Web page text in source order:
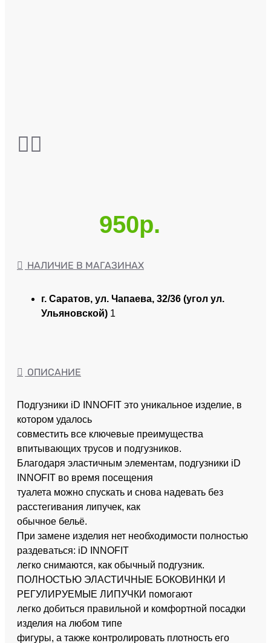
950р.
НАЛИЧИЕ В МАГАЗИНАХ
г. Саратов, ул. Чапаева, 32/36 (угол ул.
Ульяновской) 1
ОПИСАНИЕ
Подгузники iD INNOFIT это уникальное изделие, в
котором удалось
совместить все ключевые преимущества
впитывающих трусов и подгузников.
Благодаря эластичным элементам, подгузники iD
INNOFIT во время посещения
туалета можно спускать и снова надевать без
расстегивания липучек, как
обычное бельё.
При замене изделия нет необходимости полностью
раздеваться: iD INNOFIT
легко снимаются, как обычный подгузник.
ПОЛНОСТЬЮ ЭЛАСТИЧНЫЕ БОКОВИНКИ И
РЕГУЛИРУЕМЫЕ ЛИПУЧКИ помогают
легко добиться правильной и комфортной посадки
изделия на любом типе
фигуры, а также контролировать плотность его